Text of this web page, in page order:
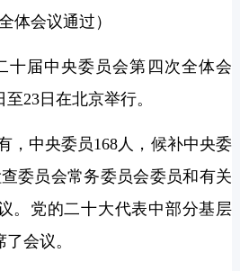
体会议通过）
中央委员会第四次全体会
23日在北京举行。
中央委员168人，候补中央委
委员会常务委员会委员和有关
。党的二十大代表中部分基层
会议。